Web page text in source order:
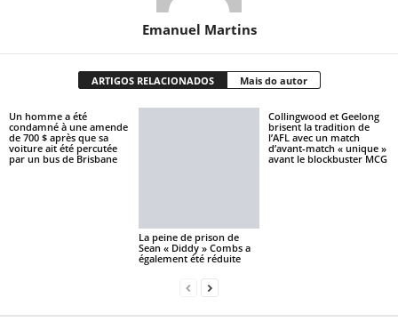
Emanuel Martins
ARTIGOS RELACIONADOS Mais do autor
Un homme a été
condamné à une amende
de 700 $ après que sa
voiture ait été percutée
par un bus de Brisbane
La peine de prison de
Sean « Diddy » Combs a
également été réduite
Collingwood et Geelong
brisent la tradition de
l’AFL avec un match
d’avant-match « unique »
avant le blockbuster MCG